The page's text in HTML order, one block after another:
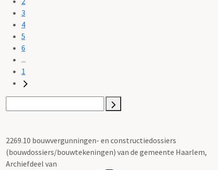
3
4
5
6
...
1
2269.10 bouwvergunningen- en constructiedossiers
(bouwdossiers/bouwtekeningen) van de gemeente Haarlem,
Archiefdeel van